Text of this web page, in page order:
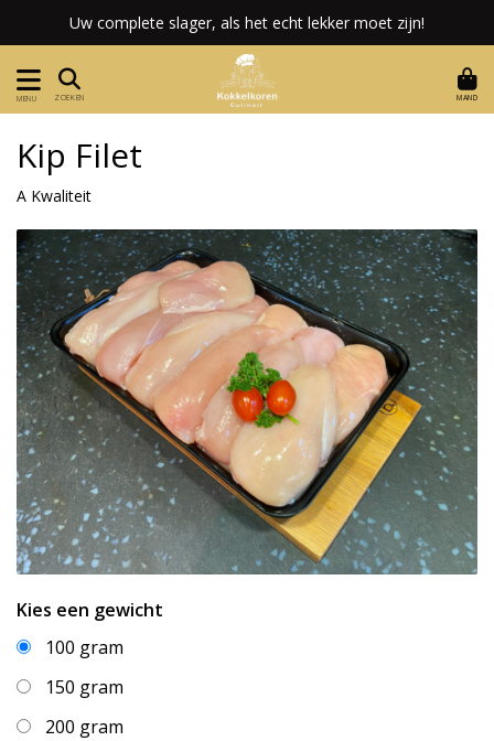
Uw complete slager, als het echt lekker moet zijn!
MENU ZOEKEN MAND
Kip Filet
A Kwaliteit
Kies een gewicht
100 gram
150 gram
200 gram